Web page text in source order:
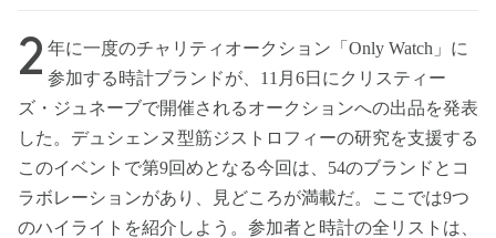
2 年に一度のチャリティオークション「Only Watch」に
参加する時計ブランドが、11月6日にクリスティー
ズ・ジュネーブで開催されるオークションへの出品を発表
した。デュシェンヌ型筋ジストロフィーの研究を支援する
このイベントで第9回めとなる今回は、54のブランドとコ
ラボレーションがあり、見どころが満載だ。ここでは9つ
のハイライトを紹介しよう。参加者と時計の全リストは、